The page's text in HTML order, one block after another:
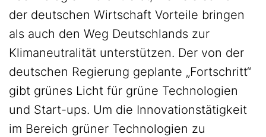
der deutschen Wirtschaft Vorteile bringen
als auch den Weg Deutschlands zur
Klimaneutralität unterstützen. Der von der
deutschen Regierung geplante „Fortschritt“
gibt grünes Licht für grüne Technologien
und Start-ups. Um die Innovationstätigkeit
im Bereich grüner Technologien zu